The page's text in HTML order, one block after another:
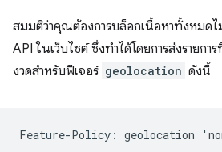
สมมติว่าคุณต้องการบล็อกเนื้อหาทั้งหมด
API ในเว็บไซต์ ซึ่งทำได้โดยการส่งรายกา
งวดสำหรับฟีเจอร์ geolocation ดังนี้